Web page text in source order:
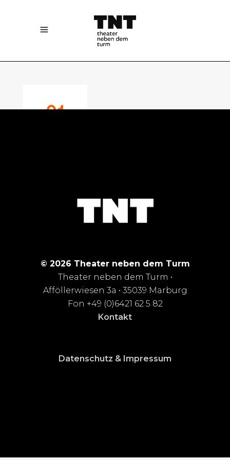
01
© 2026 Theater neben dem Turm
Theater neben dem Turm •
Afföllerwiesen 3a • 35039 Marburg
Fon +49 (0)6421 62 5 82
Kontakt
Datenschutz & Impressum